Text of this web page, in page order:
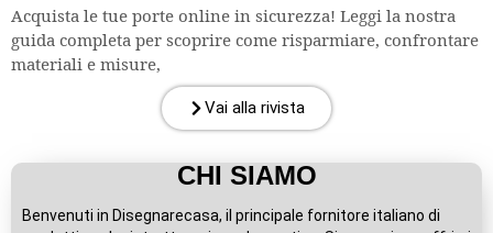
Acquista le tue porte online in sicurezza! Leggi la nostra
guida completa per scoprire come risparmiare, confrontare
materiali e misure,
Vai alla rivista
CHI SIAMO
Benvenuti in Disegnarecasa, il principale fornitore italiano di